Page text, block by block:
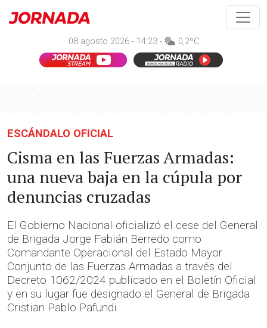
08 agosto 2026 - 14:23 - 0,2ºC
ESCÁNDALO OFICIAL
Cisma en las Fuerzas Armadas:
una nueva baja en la cúpula por
denuncias cruzadas
El Gobierno Nacional oficializó el cese del General
de Brigada Jorge Fabián Berredo como
Comandante Operacional del Estado Mayor
Conjunto de las Fuerzas Armadas a través del
Decreto 1062/2024 publicado en el Boletín Oficial
y en su lugar fue designado el General de Brigada
Cristian Pablo Pafundi.